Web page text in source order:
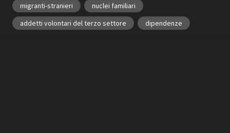
migranti-stranieri
nuclei familiari
addetti volontari del terzo settore
dipendenze